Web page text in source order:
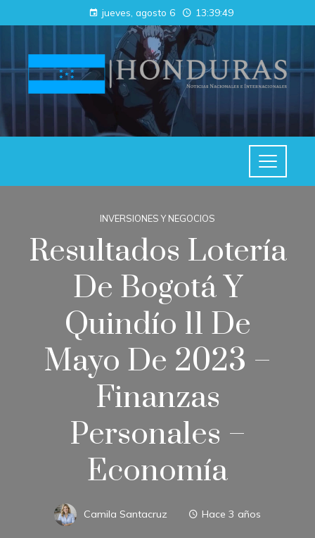
jueves, agosto 6 13:39:49
INVERSIONES Y NEGOCIOS
Resultados Lotería
De Bogotá Y
Quindío 11 De
Mayo De 2023 –
Finanzas
Personales –
Economía
Camila Santacruz Hace 3 años